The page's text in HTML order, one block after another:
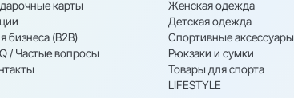
карты
бизнеса (B2B)
/ Частые вопросы
Женская одежда
Детская одежда
Спортивные аксессуары
Рюкзаки и сумки
Товары для спорта
LIFESTYLE